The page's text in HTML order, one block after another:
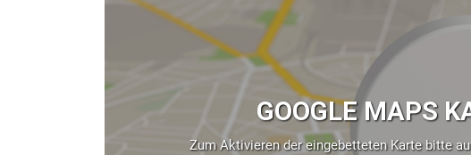
GOOGLE MAPS
Zum Aktivieren der eingebetteten Karte bitte